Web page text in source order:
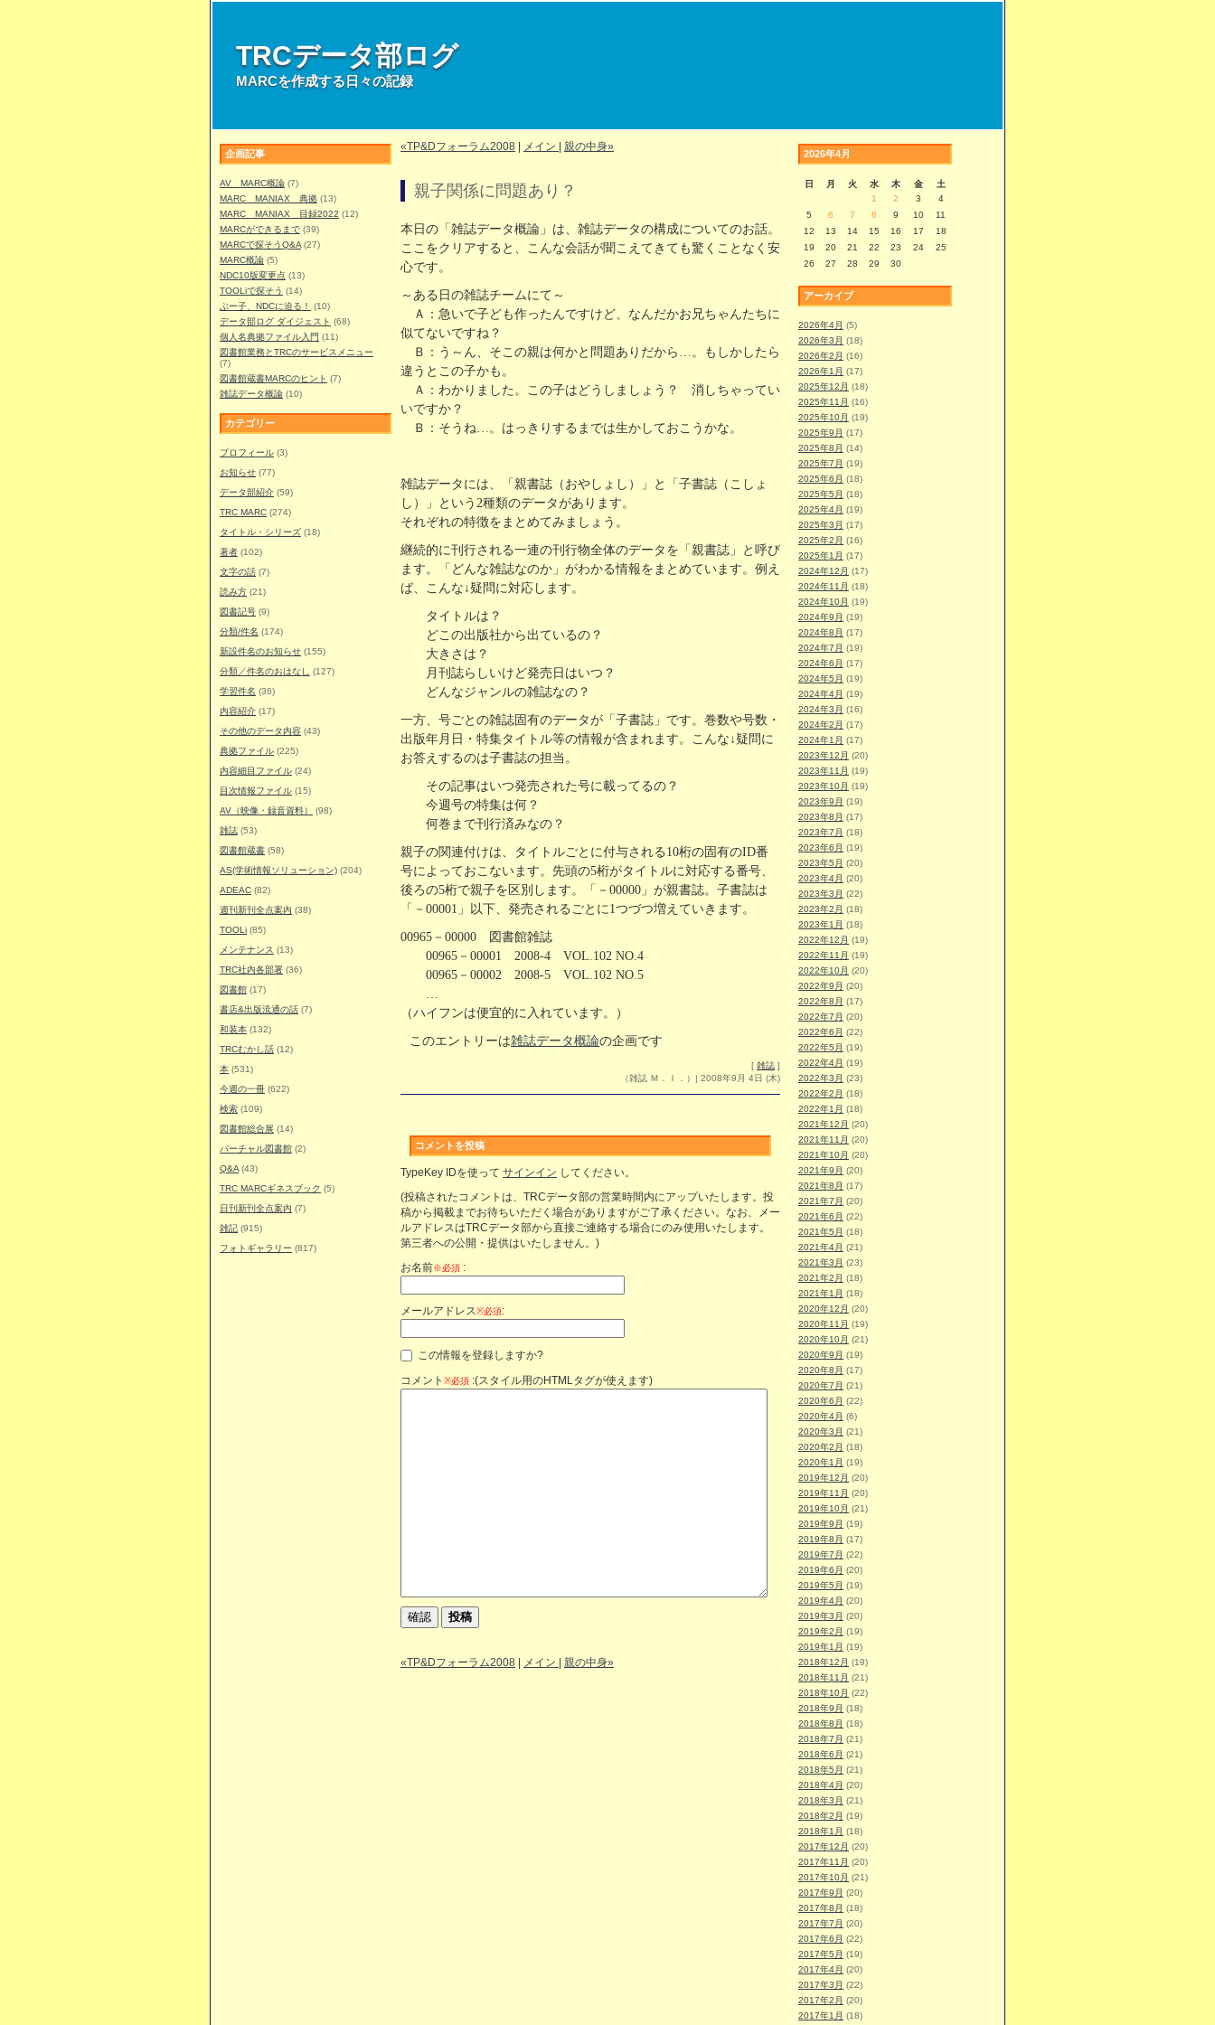
TRCデータ部ログ
MARCを作成する日々の記録
企画記事
AV MARC概論 (7)
MARC MANIAX 典拠 (13)
MARC MANIAX 目録2022 (12)
MARCができるまで (39)
MARCで探そうQ&A (27)
MARC概論 (5)
NDC10版変更点 (13)
TOOLiで探そう (14)
ぶー子、NDCに迫る！
(10)
データ部ログ ダイジェスト (68)
個人名典拠ファイル入門 (11)
図書館業務とTRCのサービスメニュー
(7)
図書館蔵書MARCのヒント (7)
雑誌データ概論 (10)
カテゴリー
プロフィール (3)
お知らせ (77)
データ部紹介 (59)
TRC MARC (274)
タイトル・シリーズ (18)
著者 (102)
文字の話 (7)
読み方 (21)
図書記号 (9)
分類/件名 (174)
新設件名のお知らせ (155)
分類／件名のおはなし
(127)
学習件名 (36)
内容紹介 (17)
その他のデータ内容 (43)
典拠ファイル (225)
内容細目ファイル (24)
目次情報ファイル (15)
AV（映像・録音資料）
(98)
雑誌 (53)
図書館蔵書 (58)
AS(学術情報ソリューション) (204)
ADEAC (82)
週刊新刊全点案内 (38)
TOOLi (85)
メンテナンス (13)
TRC社内各部署 (36)
図書館 (17)
書店&出版流通の話 (7)
和装本 (132)
TRCむかし話 (12)
本 (531)
今週の一冊 (622)
検索 (109)
図書館総合展 (14)
バーチャル図書館 (2)
Q&A (43)
TRC MARCギネスブック (5)
日刊新刊全点案内 (7)
雑記 (915)
フォトギャラリー (817)
«TP&Dフォーラム2008 メイン 親の中身»
親子関係に問題あり？
本日の「雑誌データ概論」は、雑誌データの構成についてのお話。
ここをクリアすると、こんな会話が聞こえてきても驚くことなく安
心です。
～ある日の雑誌チームにて～
Ａ：急いで子ども作ったんですけど、なんだかお兄ちゃんたちに
似てないですね？
Ｂ：う～ん、そこの親は何かと問題ありだから…。もしかしたら
違うとこの子かも。
Ａ：わかりました。この子はどうしましょう？ 消しちゃってい
いですか？
Ｂ：そうね…。はっきりするまでは生かしておこうかな。
雑誌データには、「親書誌（おやしょし）」と「子書誌（こしょ
し）」という2種類のデータがあります。
それぞれの特徴をまとめてみましょう。
継続的に刊行される一連の刊行物全体のデータを「親書誌」と呼び
ます。「どんな雑誌なのか」がわかる情報をまとめています。例え
ば、こんな↓疑問に対応します。
タイトルは？
どこの出版社から出ているの？
大きさは？
月刊誌らしいけど発売日はいつ？
どんなジャンルの雑誌なの？
一方、号ごとの雑誌固有のデータが「子書誌」です。巻数や号数・
出版年月日・特集タイトル等の情報が含まれます。こんな↓疑問に
お答えするのは子書誌の担当。
その記事はいつ発売された号に載ってるの？
今週号の特集は何？
何巻まで刊行済みなの？
親子の関連付けは、タイトルごとに付与される10桁の固有のID番
号によっておこないます。先頭の5桁がタイトルに対応する番号、
後ろの5桁で親子を区別します。「－00000」が親書誌。子書誌は
「－00001」以下、発売されるごとに1つづつ増えていきます。
00965－00000 図書館雑誌
00965－00001 2008-4 VOL.102 NO.4
00965－00002 2008-5 VOL.102 NO.5
…
（ハイフンは便宜的に入れています。）
このエントリーは雑誌データ概論の企画です
[ 雑誌 ]
（雑誌 Ｍ．Ｉ．）| 2008年9月 4日 (木)
コメントを投稿
TypeKey IDを使って サインイン してください。
(投稿されたコメントは、TRCデータ部の営業時間内にアップいたします。投
稿から掲載までお待ちいただく場合がありますがご了承ください。なお、メー
ルアドレスはTRCデータ部から直接ご連絡する場合にのみ使用いたします。
第三者への公開・提供はいたしません。)
お名前※必須 :
メールアドレス※必須:
この情報を登録しますか?
コメント ※必須 :(スタイル用のHTMLタグが使えます)
«TP&Dフォーラム2008 メイン 親の中身»
2026年4月
日 月 火 水 木 金
土
1
2 3
4
5
6 7 8 9 10
11
12
13 14 15 16 17
18
19
20 21 22 23 24
25
26
27 28 29 30
アーカイブ
2026年4月 (5)
2026年3月 (18)
2026年2月 (16)
2026年1月 (17)
2025年12月 (18)
2025年11月 (16)
2025年10月 (19)
2025年9月 (17)
2025年8月 (14)
2025年7月 (19)
2025年6月 (18)
2025年5月 (18)
2025年4月 (19)
2025年3月 (17)
2025年2月 (16)
2025年1月 (17)
2024年12月 (17)
2024年11月 (18)
2024年10月 (19)
2024年9月 (19)
2024年8月 (17)
2024年7月 (19)
2024年6月 (17)
2024年5月 (19)
2024年4月 (19)
2024年3月 (16)
2024年2月 (17)
2024年1月 (17)
2023年12月 (20)
2023年11月 (19)
2023年10月 (19)
2023年9月 (19)
2023年8月 (17)
2023年7月 (18)
2023年6月 (19)
2023年5月 (20)
2023年4月 (20)
2023年3月 (22)
2023年2月 (18)
2023年1月 (18)
2022年12月 (19)
2022年11月 (19)
2022年10月 (20)
2022年9月 (20)
2022年8月 (17)
2022年7月 (20)
2022年6月 (22)
2022年5月 (19)
2022年4月 (19)
2022年3月 (23)
2022年2月 (18)
2022年1月 (18)
2021年12月 (20)
2021年11月 (20)
2021年10月 (20)
2021年9月 (20)
2021年8月 (17)
2021年7月 (20)
2021年6月 (22)
2021年5月 (18)
2021年4月 (21)
2021年3月 (23)
2021年2月 (18)
2021年1月 (18)
2020年12月 (20)
2020年11月 (19)
2020年10月 (21)
2020年9月 (19)
2020年8月 (17)
2020年7月 (21)
2020年6月 (22)
2020年4月 (6)
2020年3月 (21)
2020年2月 (18)
2020年1月 (19)
2019年12月 (20)
2019年11月 (20)
2019年10月 (21)
2019年9月 (19)
2019年8月 (17)
2019年7月 (22)
2019年6月 (20)
2019年5月 (19)
2019年4月 (20)
2019年3月 (20)
2019年2月 (19)
2019年1月 (19)
2018年12月 (19)
2018年11月 (21)
2018年10月 (22)
2018年9月 (18)
2018年8月 (18)
2018年7月 (21)
2018年6月 (21)
2018年5月 (21)
2018年4月 (20)
2018年3月 (21)
2018年2月 (19)
2018年1月 (18)
2017年12月 (20)
2017年11月 (20)
2017年10月 (21)
2017年9月 (20)
2017年8月 (18)
2017年7月 (20)
2017年6月 (22)
2017年5月 (19)
2017年4月 (20)
2017年3月 (22)
2017年2月 (20)
2017年1月 (18)